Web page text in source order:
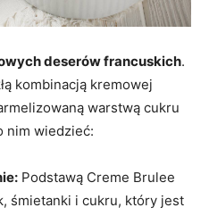
deserów francuskich.
kombinacją kremowej
warstwą cukru
nim wiedzieć:
Podstawą Creme Brulee
śmietanki i cukru, który jest